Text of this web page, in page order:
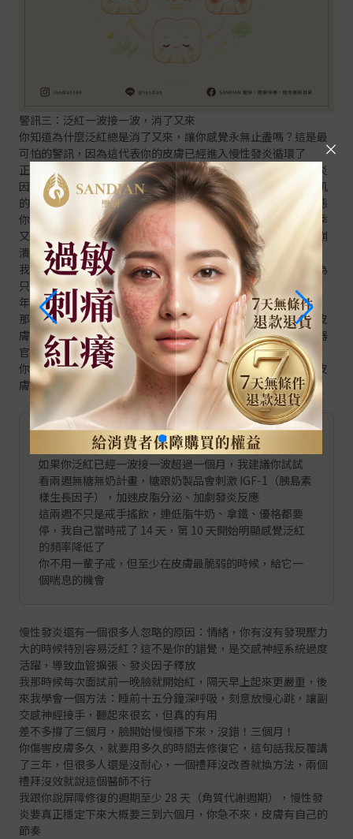
警訊三：泛紅一波接一波，消了又來
你知道為什麼泛紅總是消了又來，讓你感覺永無止盡嗎？這是最
可怕的警訊，因為這代表你的皮膚已經進入慢性發炎循環了
正常的發炎反應是這樣的：皮膚受到刺激，免疫系統啟動，發炎
因子出動清理戰場，幾天後發炎消退，皮膚恢復正常，但酒糟肌
的慢性發炎不一樣，它是身體一直在修復、但永遠修不好的狀態
你會發現泛紅好了兩三天，一喝熱飲又紅回來；消了一週，換季
又爆發；剛穩定沒多久，壓力一大又來一波，這個循環會讓你崩
潰，因為你根本看不到盡頭
我自己走過這段路老實說我一開始也不信這是慢性發炎，我以為
只是最近壓力大、睡不好，過陣子就會好，結果一拖就是兩三
年，泛紅從兩頰蔓延到鼻翼、額頭，最後連下巴都開始紅
那時候我才意識到問題不只是表面，是整個身體的免疫系統跟皮
膚的調節機制都出狀況了，這個觀念很重要：皮膚不是孤立的器
官，它是內臟的鏡子
你的肝臟代謝、腸胃消化、內分泌系統只要有一個環節卡住，皮
膚就會用泛紅、暴痘、脫屑來跟你說話
💡 Alan 的兩週戒斷計畫
如果你泛紅已經一波接一波超過一個月，我建議你試試
看兩週無糖無奶計畫，糖跟奶製品會刺激 IGF-1（胰島素
樣生長因子），加速皮脂分泌、加劇發炎反應
這兩週不只是戒手搖飲，連低脂牛奶、拿鐵、優格都要
停，我自己當時戒了 14 天，第 10 天開始明顯感覺泛紅
的頻率降低了
你不用一輩子戒，但至少在皮膚最脆弱的時候，給它一
個喘息的機會
慢性發炎還有一個很多人忽略的原因：情緒，你有沒有發現壓力
大的時候特別容易泛紅？這不是你的錯覺，是交感神經系統過度
活躍，導致血管擴張、發炎因子釋放
我那時候每次面試前一晚臉就開始紅，隔天早上起來更嚴重，後
來我學會一個方法：睡前十五分鐘深呼吸，刻意放慢心跳，讓副
交感神經接手，聽起來很玄，但真的有用
差不多撐了三個月，臉開始慢慢穩下來，沒錯！三個月！
你傷害皮膚多久，就要用多久的時間去修復它，這句話我反覆講
了三年，但很多人還是沒耐心，一個禮拜沒改善就換方法，兩個
禮拜沒效就說這個醫師不行
我跟你說屏障修復的週期至少 28 天（角質代謝週期），慢性發
炎要真正穩定下來大概要三到六個月，你急不來，皮膚有自己的
節奏